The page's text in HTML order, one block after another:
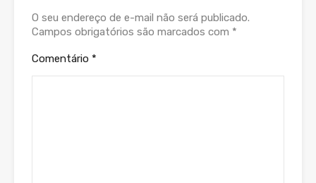
O seu endereço de e-mail não será publicado.
Campos obrigatórios são marcados com *
Comentário *